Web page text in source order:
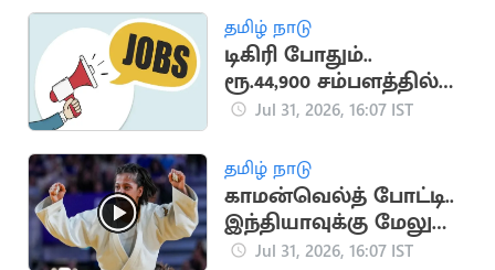
முன்னேற்றம்
தமிழ் நாடு
டிகிரி போதும்..
ரூ.44,900 சம்பளத்தில்
மத்திய அரசு வேலை
Jul 31, 2026, 16:07 IST
தமிழ் நாடு
காமன்வெல்த் போட்டி..
இந்தியாவுக்கு மேலும்
ஒரு தங்கம்
Jul 31, 2026, 16:07 IST